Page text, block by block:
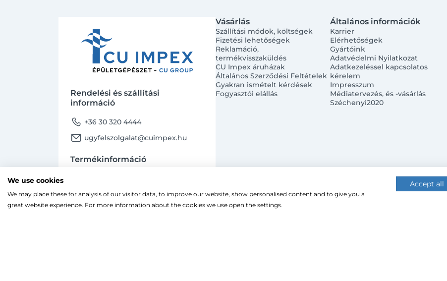
Rendelési és szállítási
információ
phone +36 30 320 4444
email ugyfelszolgalat@cuimpex.hu
Termékinformáció
email ugyfelszolgalat@cuimpex.hu
Vásárlás
Szállítási módok, költségek
Fizetési lehetőségek
Reklamáció,
termékvisszaküldés
CU Impex áruházak
Általános Szerződési Feltételek
Gyakran ismételt kérdések
Fogyasztói elállás
Általános információk
Karrier
Elérhetőségek
Gyártóink
Adatvédelmi Nyilatkozat
Adatkezeléssel kapcsolatos
kérelem
Impresszum
Médiatervezés, és -vásárlás
Széchenyi2020
Ahogy a legtöbb weboldal, a miénk is sütiket (cookie-kat) használ a nagyobb felhasználói élmény érdekében.
A böngészés folytatásával hozzájárulsz a sütik használatához.
We use cookies
We may place these for analysis of our visitor data, to improve our website, show personalised content and to give you a
great website experience. For more information about the cookies we use open the settings.
Accept all